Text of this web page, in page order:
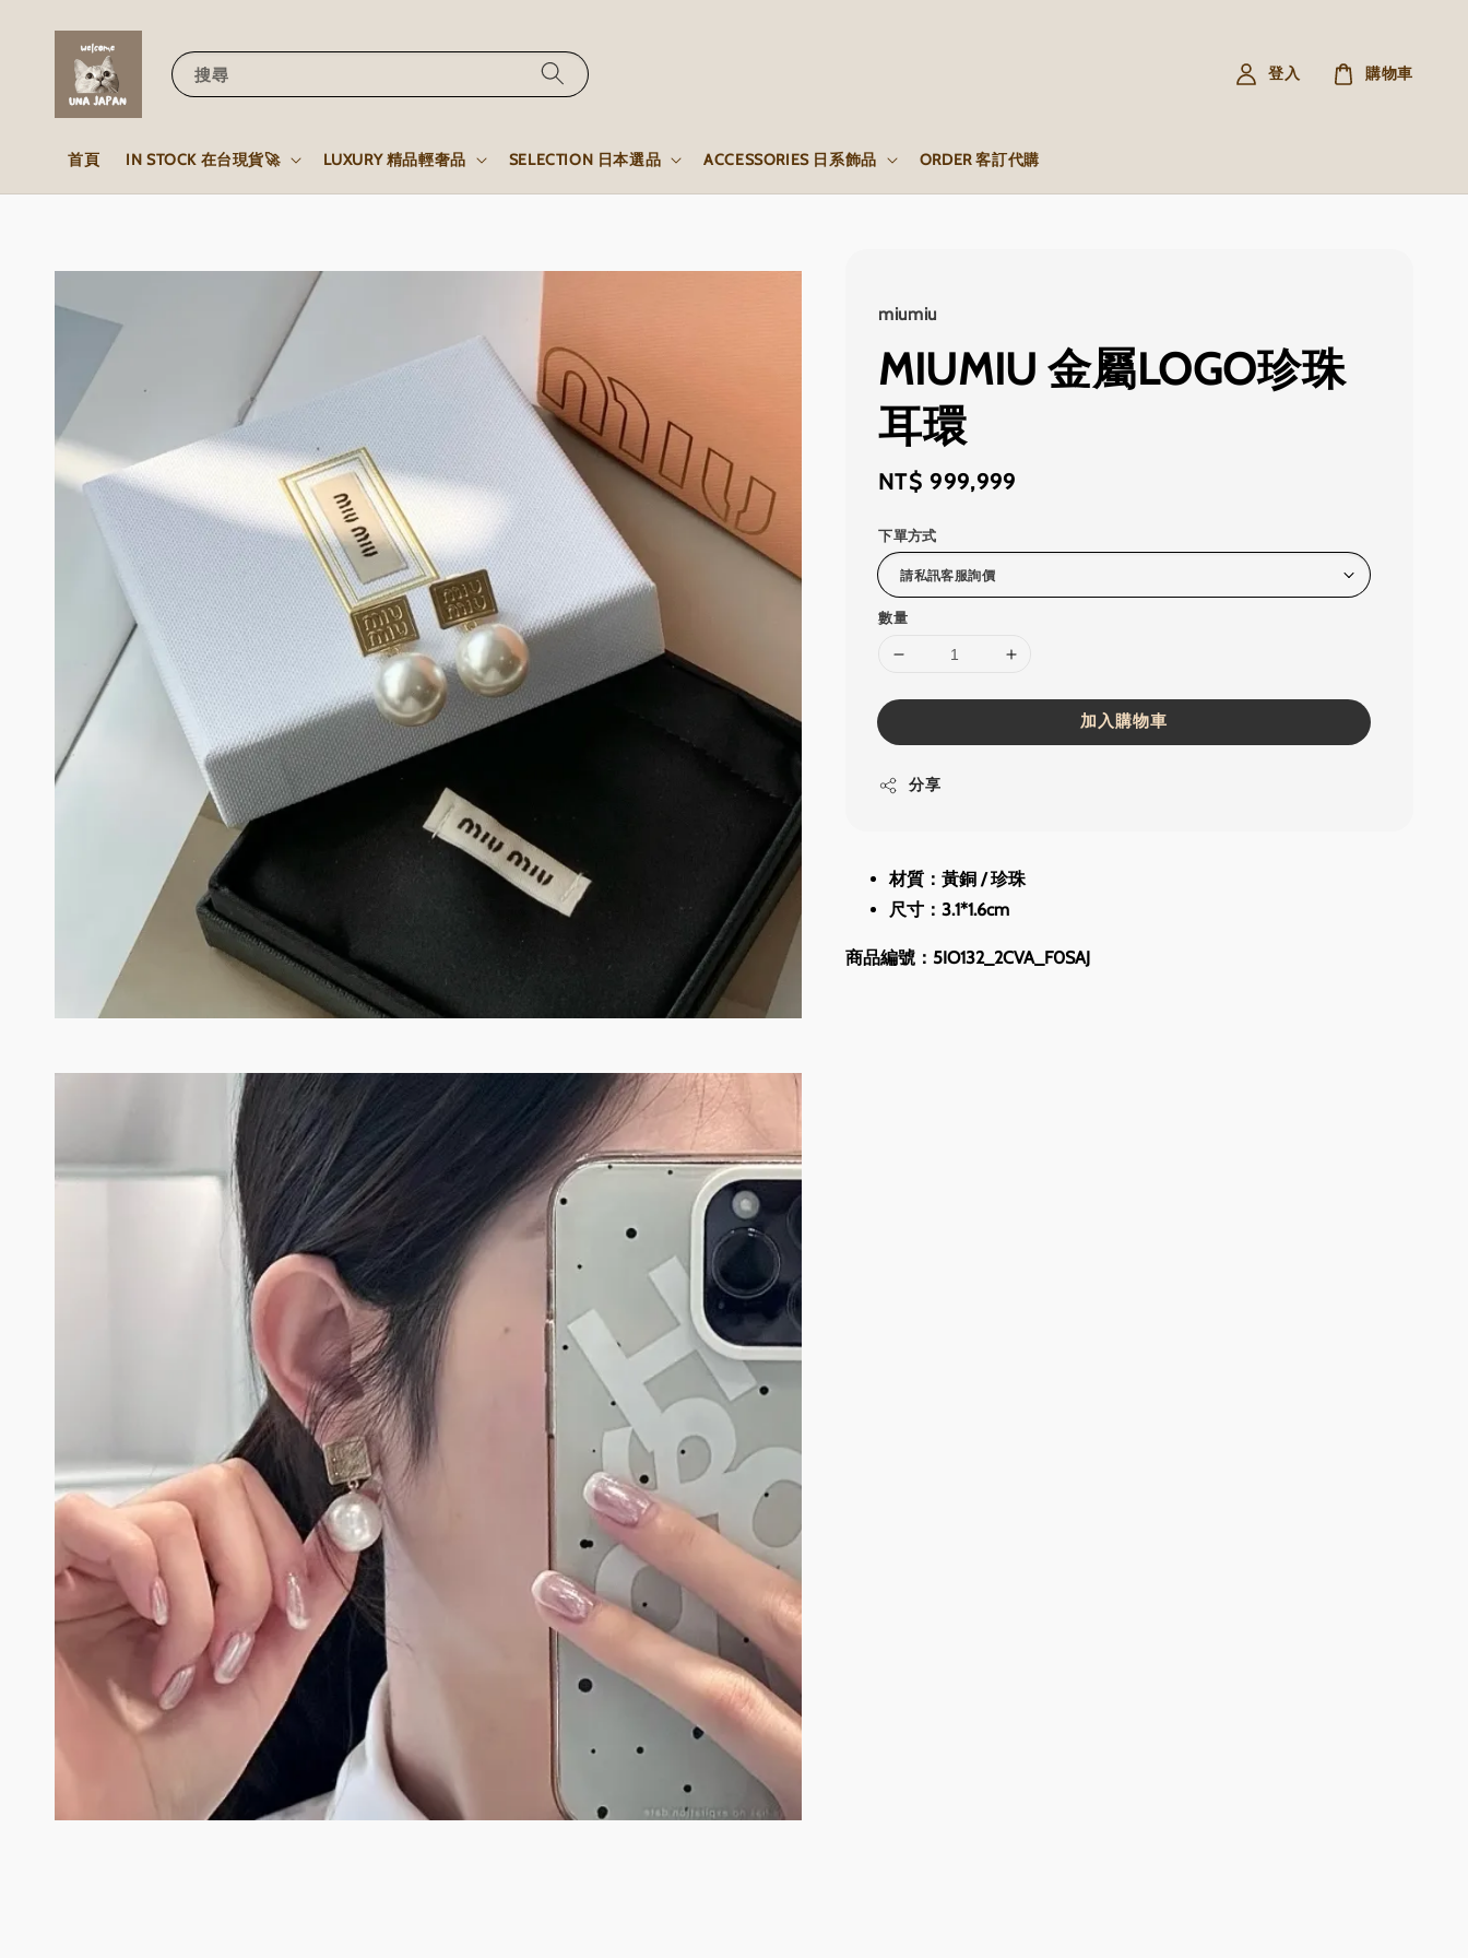
搜尋
首頁 IN STOCK 在台現貨🚀 LUXURY 精品輕奢品 SELECTION 日本選品 ACCESSORIES 日系飾品 ORDER 客訂代購
登入 購物車
miumiu
MIUMIU 金屬LOGO珍珠
耳環
Regular
NT$ 999,999
下單方式
數量
加入購物車
分享
材質：黃銅 / 珍珠
尺寸：3.1*1.6cm
商品編號：5IO132_2CVA_F0SAJ